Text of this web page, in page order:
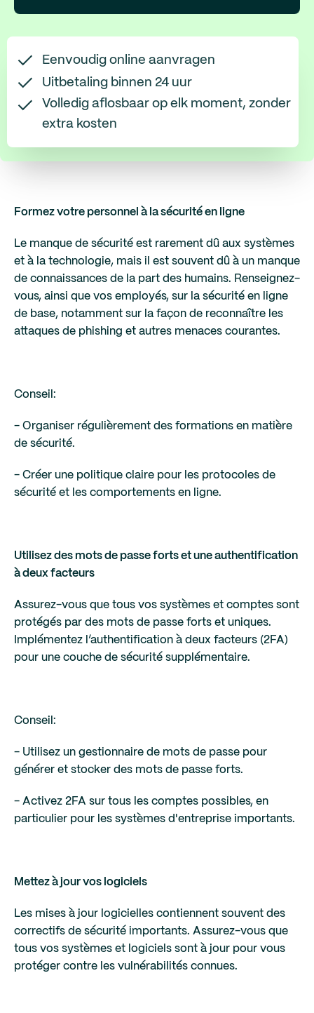
Eenvoudig online aanvragen
Uitbetaling binnen 24 uur
Volledig aflosbaar op elk moment, zonder
extra kosten
Formez votre personnel à la sécurité en ligne
Le manque de sécurité est rarement dû aux systèmes
et à la technologie, mais il est souvent dû à un manque
de connaissances de la part des humains. Renseignez-
vous, ainsi que vos employés, sur la sécurité en ligne
de base, notamment sur la façon de reconnaître les
attaques de phishing et autres menaces courantes.
Conseil:
- Organiser régulièrement des formations en matière
de sécurité.
- Créer une politique claire pour les protocoles de
sécurité et les comportements en ligne.
Utilisez des mots de passe forts et une authentification
à deux facteurs
Assurez-vous que tous vos systèmes et comptes sont
protégés par des mots de passe forts et uniques.
Implémentez l’authentification à deux facteurs (2FA)
pour une couche de sécurité supplémentaire.
Conseil:
- Utilisez un gestionnaire de mots de passe pour
générer et stocker des mots de passe forts.
- Activez 2FA sur tous les comptes possibles, en
particulier pour les systèmes d'entreprise importants.
Mettez à jour vos logiciels
Les mises à jour logicielles contiennent souvent des
correctifs de sécurité importants. Assurez-vous que
tous vos systèmes et logiciels sont à jour pour vous
protéger contre les vulnérabilités connues.